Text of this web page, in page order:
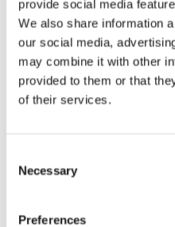
provide social media
We also share information
our social media,
may combine it with other
provided to them or that
of their services.
Selection
Necessary
Preferences
Corte di Cassazione
su un tema di grande
nell'ambito delle
rapporto tra l'azione di
CONDIVIDI SUI SOCIAL
21 Luglio 2026